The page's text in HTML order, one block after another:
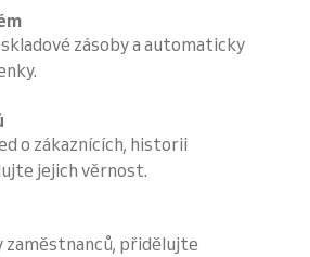
zásoby a automaticky
o zákaznících, historii
jejich věrnost.
zaměstnanců, přidělujte